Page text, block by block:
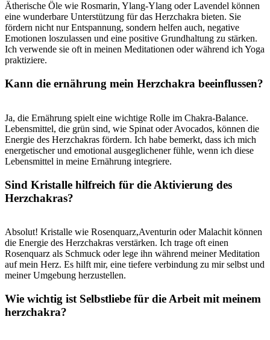
Ätherische Öle wie Rosmarin, ‍Ylang-Ylang oder Lavendel können
eine wunderbare⁤ Unterstützung für das Herzchakra bieten. Sie
fördern nicht nur‌ Entspannung, sondern helfen auch, negative‌
Emotionen ‌loszulassen ⁢und eine ​positive Grundhaltung zu stärken.
‌Ich verwende sie oft⁢ in‌ meinen ⁢Meditationen ⁣oder​ während ich Yoga
praktiziere.
Kann die ernährung mein Herzchakra beeinflussen?
Ja, die Ernährung ​spielt eine wichtige Rolle im Chakra-Balance.
Lebensmittel, die grün sind, ‍wie ‍Spinat oder Avocados,‌ können die
Energie des Herzchakras fördern. Ich‌ habe bemerkt, dass ich mich
energetischer und emotional ausgeglichener⁤ fühle, ⁤wenn ich diese
Lebensmittel in meine Ernährung ⁢integriere.
Sind Kristalle hilfreich für⁤ die Aktivierung des
Herzchakras?
Absolut! Kristalle ⁢wie Rosenquarz,Aventurin ‌oder Malachit ‌können
die Energie des Herzchakras verstärken. Ich trage oft ‌einen
Rosenquarz als Schmuck oder lege ihn während ​meiner Meditation
⁤auf mein ⁣Herz. Es hilft mir, eine tiefere verbindung zu⁤ mir selbst und
meiner Umgebung herzustellen.
Wie wichtig ist Selbstliebe ⁢für‌ die Arbeit mit⁢ meinem
herzchakra?